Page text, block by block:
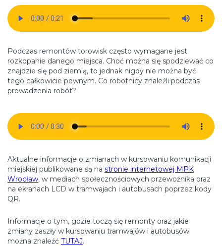
Podczas remontów torowisk często wymagane jest
rozkopanie danego miejsca. Choć można się spodziewać co
znajdzie się pod ziemią, to jednak nigdy nie można być
tego całkowicie pewnym. Co robotnicy znaleźli podczas
prowadzenia robót?
Aktualne informacje o zmianach w kursowaniu komunikacji
miejskiej publikowane są na stronie internetowej MPK
Wrocław, w mediach społecznościowych przewoźnika oraz
na ekranach LCD w tramwajach i autobusach poprzez kody
QR.
Informacje o tym, gdzie toczą się remonty oraz jakie
zmiany zaszły w kursowaniu tramwajów i autobusów
można znaleźć TUTAJ.